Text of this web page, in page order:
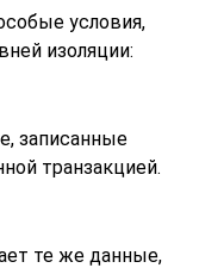
условия,
изоляции:
записанные
транзакцией.
те же данные,